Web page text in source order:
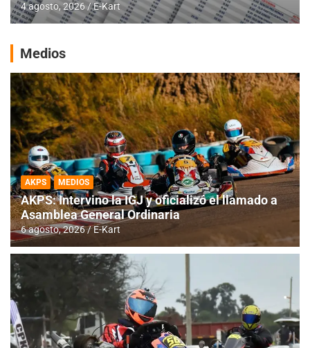
4 agosto, 2026 E-Kart
Medios
AKPS MEDIOS
AKPS: Intervino la IGJ y oficializó el llamado a
Asamblea General Ordinaria
6 agosto, 2026 E-Kart